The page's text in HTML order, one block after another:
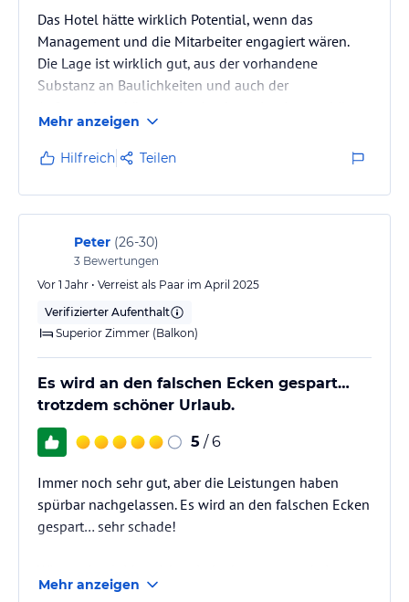
Das Hotel hätte wirklich Potential, wenn das
Management und die Mitarbeiter engagiert wären.
Die Lage ist wirklich gut, aus der vorhandene
Substanz an Baulichkeiten und auch der
entstehen. Die Sauberkeit des Hotels ist
unbefriedigend und enttäuschend. Die Gästetische
samt Bestuhlung und der Lounge im Außenbereich
sind verschmutzt. Auch im Bewusstsein, dass die
Bepflanzung (Bäume) natürlich Verschmutzungen
hervorrufen, aber diese nicht einmal gründlich
entfernt werden.…
Mehr anzeigen
Hilfreich Teilen
Peter (26-30)
3 Bewertungen
Vor 1 Jahr • Verreist als Paar im April 2025
Verifizierter Aufenthalt
Superior Zimmer (Balkon)
Es wird an den falschen Ecken gespart…
trotzdem schöner Urlaub.
5 / 6
Immer noch sehr gut, aber die Leistungen haben
spürbar nachgelassen. Es wird an den falschen Ecken
gespart… sehr schade!
andere Destination ansteuern.
Mehr anzeigen